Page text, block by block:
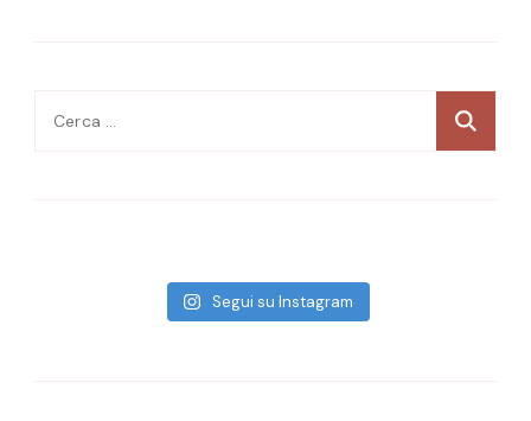
Ricerca
Segui su Instagram